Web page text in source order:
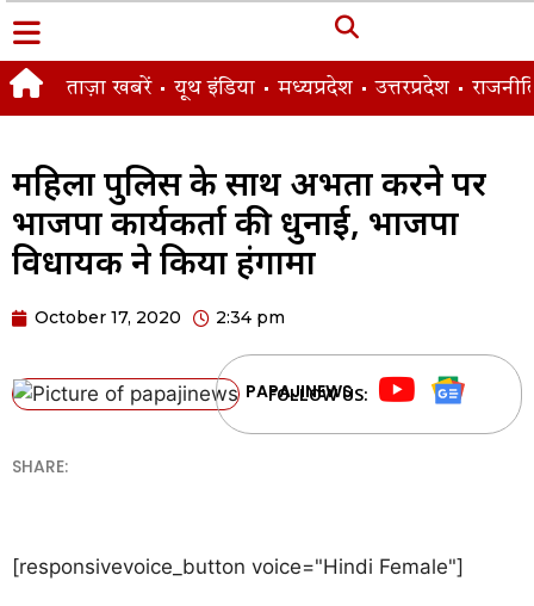
ताज़ा खबरें यूथ इंडिया मध्यप्रदेश उत्तरप्रदेश
महिला पुलिस के साथ अभद्रता करने पर
भाजपा कार्यकर्ता की धुनाई, भाजपा
विधायक ने किया हंगामा
October 17, 2020 2:34 pm
PAPAJINEWS
FOLLOW US:
SHARE:
[responsivevoice_button voice="Hindi Female"]